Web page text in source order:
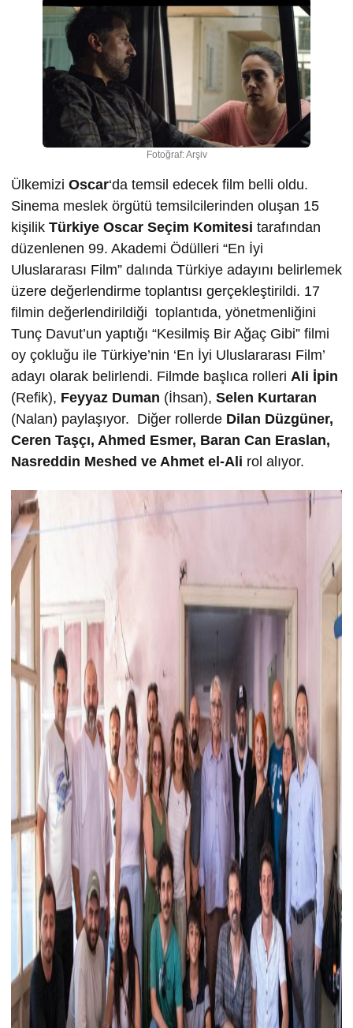
Fotoğraf: Arşiv
Ülkemizi Oscar‘da temsil edecek film belli oldu.
Sinema meslek örgütü temsilcilerinden oluşan 15
kişilik Türkiye Oscar Seçim Komitesi tarafından
düzenlenen 99. Akademi Ödülleri “En İyi
Uluslararası Film” dalında Türkiye adayını belirlemek
üzere değerlendirme toplantısı gerçekleştirildi. 17
filmin değerlendirildiği toplantıda, yönetmenliğini
Tunç Davut’un yaptığı “Kesilmiş Bir Ağaç Gibi” filmi
oy çokluğu ile Türkiye’nin ‘En İyi Uluslararası Film’
adayı olarak belirlendi. Filmde başlıca rolleri Ali İpin
(Refik), Feyyaz Duman (İhsan), Selen Kurtaran
(Nalan) paylaşıyor. Diğer rollerde Dilan Düzgüner,
Ceren Taşçı, Ahmed Esmer, Baran Can Eraslan,
Nasreddin Meshed ve Ahmet el-Ali rol alıyor.